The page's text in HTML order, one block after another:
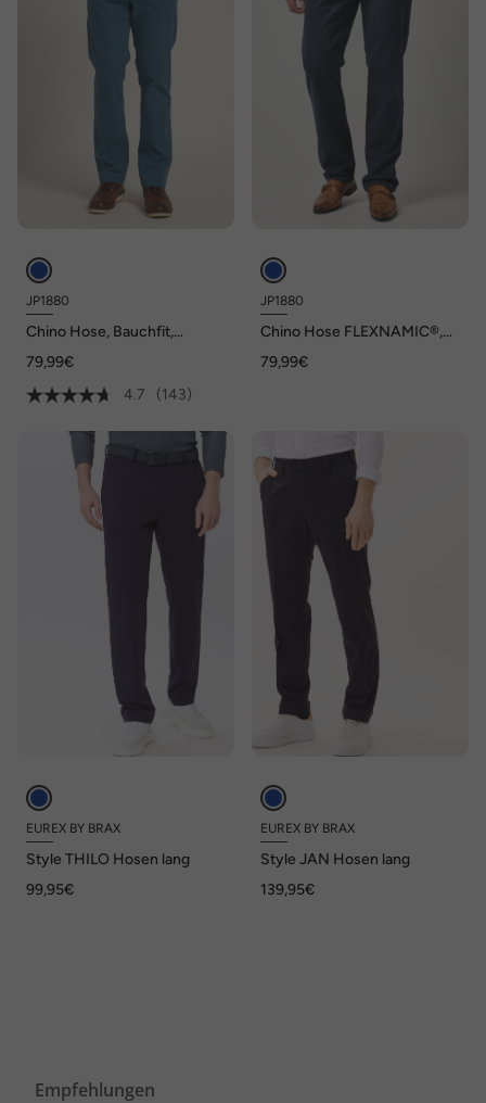
JP1880
Chino Hose, Bauchfit,
79,99€
4.7
(143)
JP1880
Chino Hose FLEXNAMIC®,
72/36
79,99€
EUREX BY BRAX
Style THILO Hosen lang
99,95€
EUREX BY BRAX
Style JAN Hosen lang
139,95€
Empfehlungen